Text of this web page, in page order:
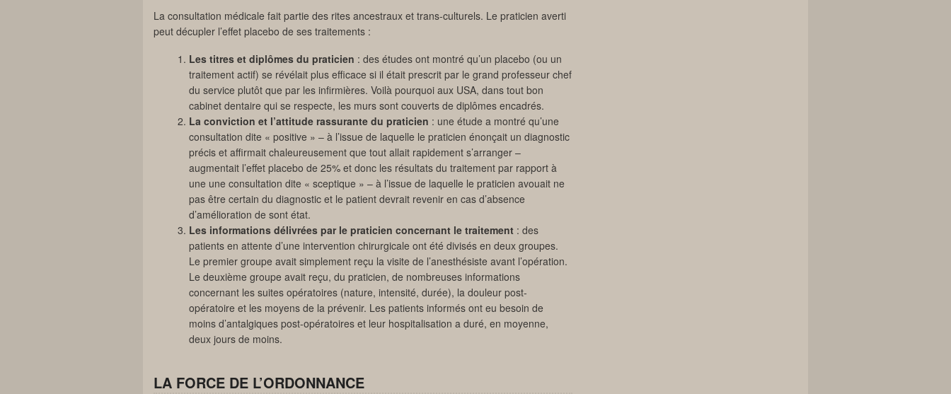
La consultation médicale fait partie des rites ancestraux et trans-culturels. Le praticien averti
peut décupler l’effet placebo de ses traitements :
Les titres et diplômes du praticien : des études ont montré qu’un placebo (ou un
traitement actif) se révélait plus efficace si il était prescrit par le grand professeur chef
du service plutôt que par les infirmières. Voilà pourquoi aux USA, dans tout bon
cabinet dentaire qui se respecte, les murs sont couverts de diplômes encadrés.
La conviction et l’attitude rassurante du praticien : une étude a montré qu’une
consultation dite « positive » – à l’issue de laquelle le praticien énonçait un diagnostic
précis et affirmait chaleureusement que tout allait rapidement s’arranger –
augmentait l’effet placebo de 25% et donc les résultats du traitement par rapport à
une une consultation dite « sceptique » – à l’issue de laquelle le praticien avouait ne
pas être certain du diagnostic et le patient devrait revenir en cas d’absence
d’amélioration de sont état.
Les informations délivrées par le praticien concernant le traitement : des
patients en attente d’une intervention chirurgicale ont été divisés en deux groupes.
Le premier groupe avait simplement reçu la visite de l’anesthésiste avant l’opération.
Le deuxième groupe avait reçu, du praticien, de nombreuses informations
concernant les suites opératoires (nature, intensité, durée), la douleur post-
opératoire et les moyens de la prévenir. Les patients informés ont eu besoin de
moins d’antalgiques post-opératoires et leur hospitalisation a duré, en moyenne,
deux jours de moins.
LA FORCE DE L’ORDONNANCE